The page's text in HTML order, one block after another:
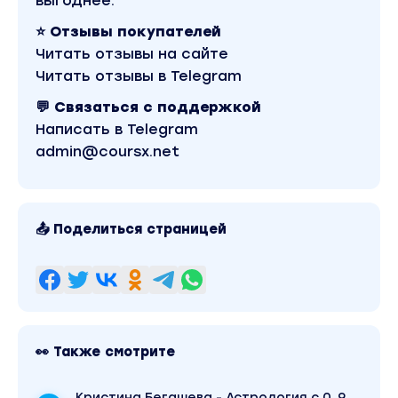
Урок 26. Анализ Лагнеша в натальной карте.
Урок 27. 27 Анализ луны в натальной карте.
Урок 28. Анализ Меркурия в натальной карте.
Урок 29. Анализ Венеры в натальной карте.
Урок 31. Анализ Юпитера в натальной карте.
Урок 32. Анализ Сатурна в натальной карте.
Урок 33. Анализ Солнца в натальной карте.
Урок 34. Анализ Меркурия в 12 домах .
Урок 39. Раху и Кету в натальной карте.
Урок 41. Анализ Аспектов планет в натальной
карте.
Урок 44. Конфигурации аспектов. Бисекстиль и
⭐ Отзывы покупателей
Читать отзывы на сайте
Читать отзывы в Telegram
💬 Связаться с поддержкой
Написать в Telegram
admin@coursx.net
📤 Поделиться страницей
👀 Также смотрите